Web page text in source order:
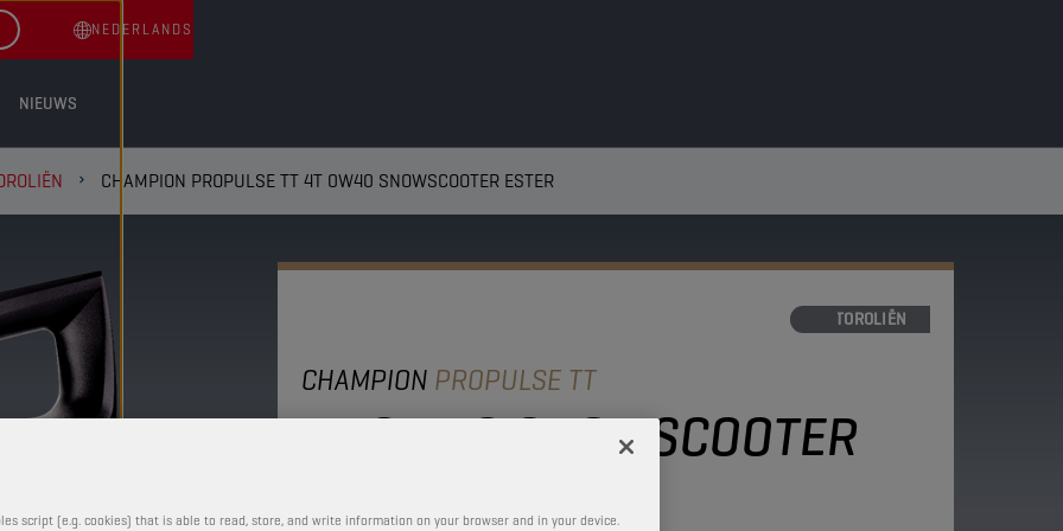
NIEUWS
NEDERLANDS
CHAMPION PROPULSE TT 4T 0W40 SNOWSCOOTER ESTER
MOTOROLIËN
CHAMPION PROPULSE TT
4T 0W40 SNOWSCOOTER
script (e.g. cookies) that is able to read, store, and write information on your browser and in your device.